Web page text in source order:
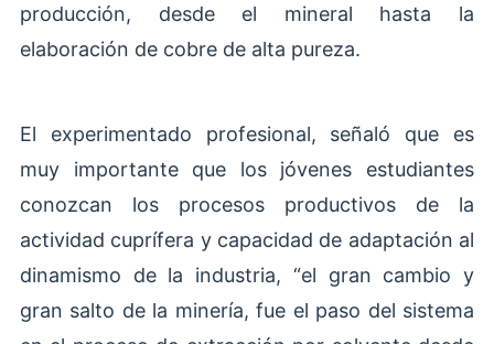
producción, desde el mineral hasta la
elaboración de cobre de alta pureza.
El experimentado profesional, señaló que es
muy importante que los jóvenes estudiantes
conozcan los procesos productivos de la
actividad cuprífera y capacidad de adaptación al
dinamismo de la industria, “el gran cambio y
gran salto de la minería, fue el paso del sistema